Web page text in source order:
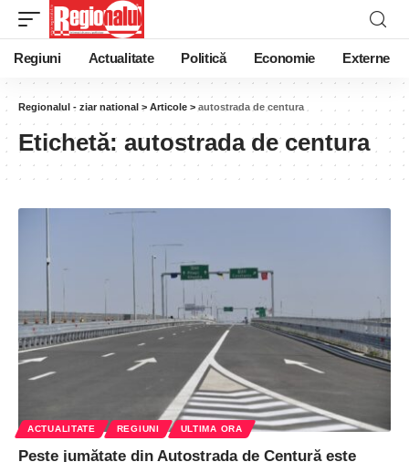
Regiuni Actualitate Politică Economie Externe
Regionalul - ziar national > Articole > autostrada de centura
Etichetă: autostrada de centura
ACTUALITATE REGIUNI ULTIMA ORA
Peste jumătate din Autostrada de Centură este